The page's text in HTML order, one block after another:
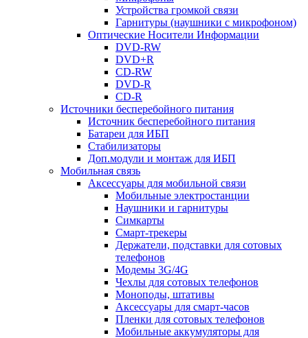
Устройства громкой связи
Гарнитуры (наушники с микрофоном)
Оптические Носители Информации
DVD-RW
DVD+R
CD-RW
DVD-R
CD-R
Источники бесперебойного питания
Источник бесперебойного питания
Батареи для ИБП
Стабилизаторы
Доп.модули и монтаж для ИБП
Мобильная связь
Аксессуары для мобильной связи
Мобильные электростанции
Наушники и гарнитуры
Симкарты
Смарт-трекеры
Держатели, подставки для сотовых
телефонов
Модемы 3G/4G
Чехлы для сотовых телефонов
Моноподы, штативы
Аксессуары для смарт-часов
Пленки для сотовых телефонов
Мобильные аккумуляторы для